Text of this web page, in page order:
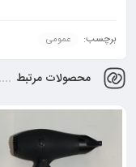
برچسب: عمومی
محصولات مرتبط